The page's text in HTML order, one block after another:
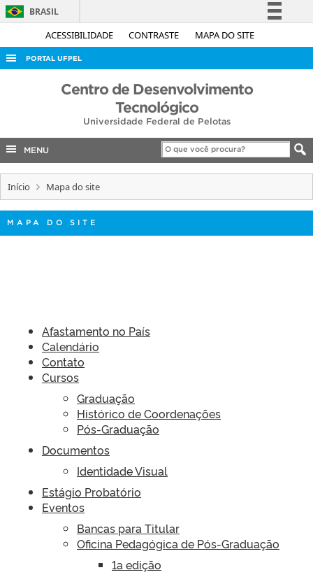
ACESSIBILIDADE CONTRASTE MAPA DO SITE
BRASIL
Simplifique!
Acesso à informação
Legislação
Canais
PORTAL UFPEL
CONCURSOS
INTERNACIONAL
OUVIDORIA
Centro de Desenvolvimento
Tecnológico
Universidade Federal de Pelotas
MENU
Início Mapa do site
MAPA DO SITE
Afastamento no País
Calendário
Contato
Cursos
Graduação
Histórico de Coordenações
Pós-Graduação
Documentos
Identidade Visual
Estágio Probatório
Eventos
Bancas para Titular
Oficina Pedagógica de Pós-Graduação
1a edição